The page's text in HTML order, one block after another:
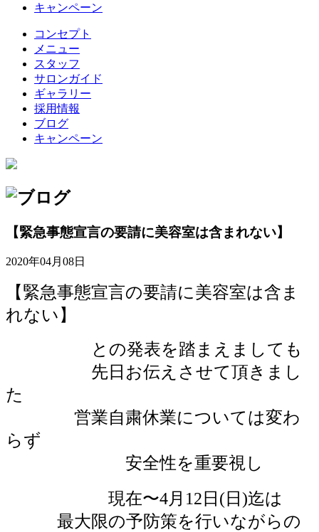
キャンペーン
コンセプト
メニュー
スタッフ
サロンガイド
ギャラリー
採用情報
ブログ
キャンペーン
【緊急事態宣言の要請に美容室は含まれない】
2020年04月08日
【緊急事態宣言の要請に美容室は含ま
れない】
との発表を踏まえましても
先日お伝えさせて頂きまし
た
営業自粛休業については変わ
らず
安全性を重要視し
現在〜4月12日(日)迄は
最大限の予防策を行いながらの